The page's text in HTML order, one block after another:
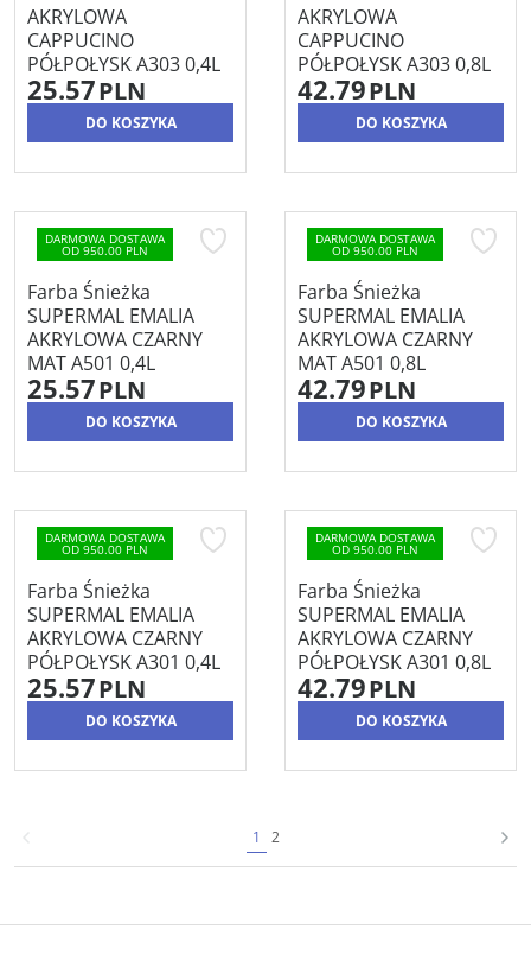
AKRYLOWA
CAPPUCINO
PÓŁPOŁYSK A303 0,4L
25.57PLN
DO KOSZYKA
AKRYLOWA
CAPPUCINO
PÓŁPOŁYSK A303 0,8L
42.79PLN
DO KOSZYKA
DARMOWA DOSTAWA
OD 950.00 PLN
Farba Śnieżka
SUPERMAL EMALIA
AKRYLOWA CZARNY
MAT A501 0,4L
25.57PLN
DO KOSZYKA
DARMOWA DOSTAWA
OD 950.00 PLN
Farba Śnieżka
SUPERMAL EMALIA
AKRYLOWA CZARNY
MAT A501 0,8L
42.79PLN
DO KOSZYKA
DARMOWA DOSTAWA
OD 950.00 PLN
Farba Śnieżka
SUPERMAL EMALIA
AKRYLOWA CZARNY
PÓŁPOŁYSK A301 0,4L
25.57PLN
DO KOSZYKA
DARMOWA DOSTAWA
OD 950.00 PLN
Farba Śnieżka
SUPERMAL EMALIA
AKRYLOWA CZARNY
PÓŁPOŁYSK A301 0,8L
42.79PLN
DO KOSZYKA
1 2